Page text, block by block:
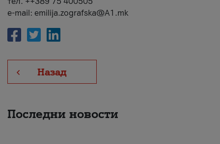
e-mail: emilija.zografska@A1.mk
Назад
Последни новости